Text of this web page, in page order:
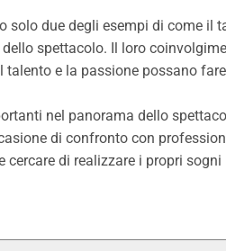
solo due degli esempi di come il
dello spettacolo. Il loro
e la passione possano
nel panorama dello
di confronto con
di realizzare i propri